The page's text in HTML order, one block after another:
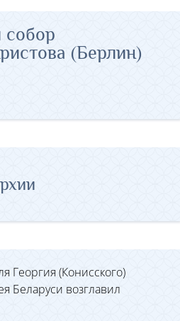
(Берлин)
Георгия (Конисского)
Беларуси возглавил